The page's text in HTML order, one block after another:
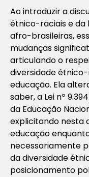
Ao introduzir a
étnico-raciais e da
afro-brasileiras,
mudanças
articulando o
diversidade
educação. Ela
saber, a Lei nº
da Educação
explicitando nesta
educação
necessariamente
da diversidade
posicionamento